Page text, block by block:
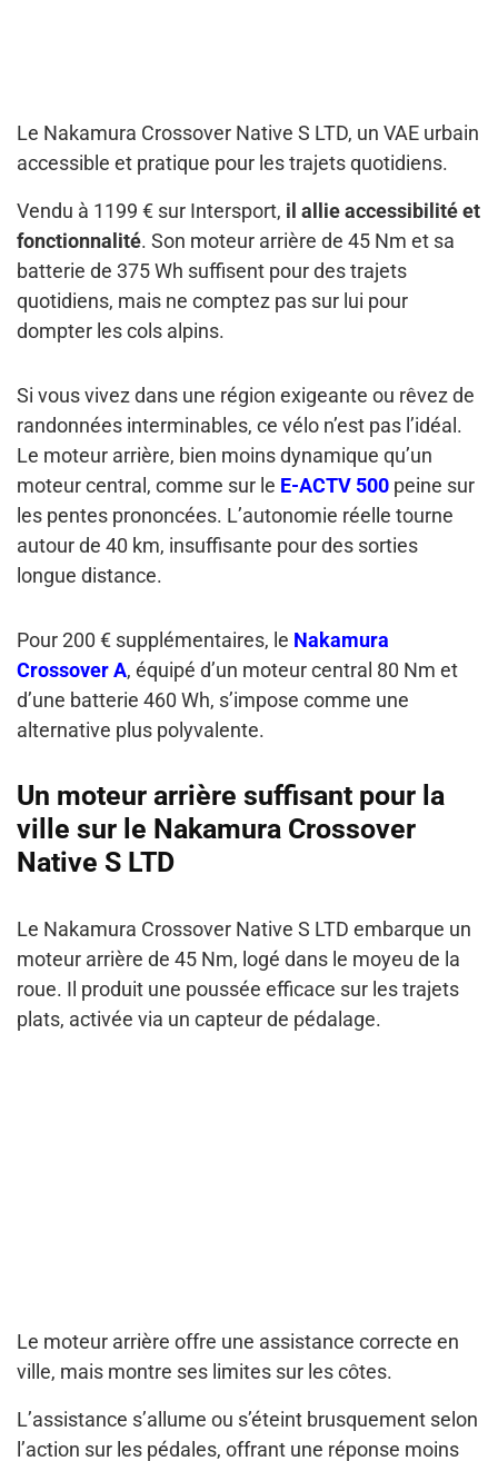
Le Nakamura Crossover Native S LTD, un VAE urbain
accessible et pratique pour les trajets quotidiens.
Vendu à 1199 € sur Intersport, il allie accessibilité et
fonctionnalité. Son moteur arrière de 45 Nm et sa
batterie de 375 Wh suffisent pour des trajets
quotidiens, mais ne comptez pas sur lui pour
dompter les cols alpins.
Si vous vivez dans une région exigeante ou rêvez de
randonnées interminables, ce vélo n’est pas l’idéal.
Le moteur arrière, bien moins dynamique qu’un
moteur central, comme sur le E-ACTV 500 peine sur
les pentes prononcées. L’autonomie réelle tourne
autour de 40 km, insuffisante pour des sorties
longue distance.
Pour 200 € supplémentaires, le Nakamura
Crossover A, équipé d’un moteur central 80 Nm et
d’une batterie 460 Wh, s’impose comme une
alternative plus polyvalente.
Un moteur arrière suffisant pour la
ville sur le Nakamura Crossover
Native S LTD
Le Nakamura Crossover Native S LTD embarque un
moteur arrière de 45 Nm, logé dans le moyeu de la
roue. Il produit une poussée efficace sur les trajets
plats, activée via un capteur de pédalage.
Le moteur arrière offre une assistance correcte en
ville, mais montre ses limites sur les côtes.
L’assistance s’allume ou s’éteint brusquement selon
l’action sur les pédales, offrant une réponse moins